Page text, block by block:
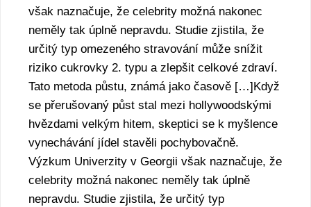
však naznačuje, že celebrity možná nakonec
neměly tak úplně nepravdu. Studie zjistila, že
určitý typ omezeného stravování může snížit
riziko cukrovky 2. typu a zlepšit celkové zdraví.
Tato metoda půstu, známá jako časově […]Když
se přerušovaný půst stal mezi hollywoodskými
hvězdami velkým hitem, skeptici se k myšlence
vynechávání jídel stavěli pochybovačně.
Výzkum Univerzity v Georgii však naznačuje, že
celebrity možná nakonec neměly tak úplně
nepravdu. Studie zjistila, že určitý typ